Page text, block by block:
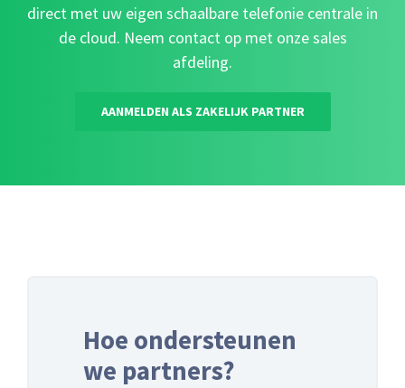
direct met uw eigen schaalbare telefonie centrale in
de cloud. Neem contact op met onze sales
afdeling.
AANMELDEN ALS ZAKELIJK PARTNER
Hoe ondersteunen
we partners?